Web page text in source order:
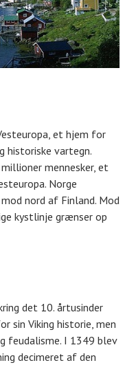
et hjem for
historiske vartegn.
mennesker, et
Norge
nord af Finland. Mod
kystlinje grænser op
det 10. årtusinder
sin Viking historie, men
feudalisme. I 1349 blev
decimeret af den